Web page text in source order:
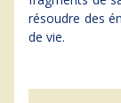
résoudre des
de vie.